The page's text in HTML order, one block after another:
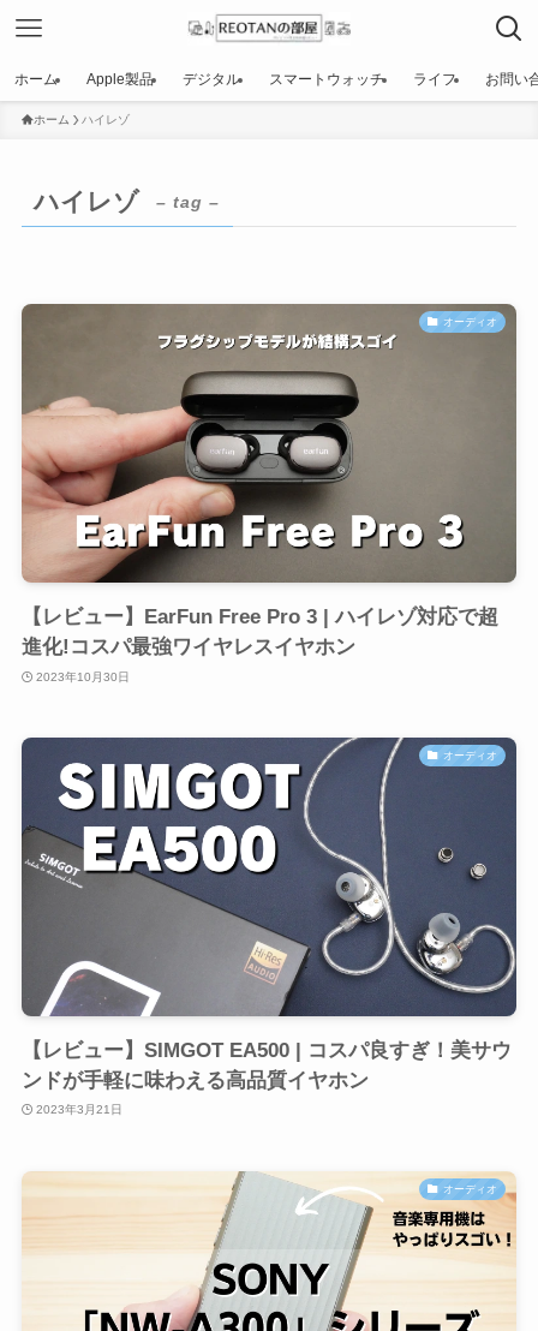
ホーム Apple製品 デジタル スマートウォッチ ライフ お問い
ホーム ハイレゾ
ハイレゾ – tag –
オーディオ
【レビュー】EarFun Free Pro 3 | ハイレゾ対応で超
進化!コスパ最強ワイヤレスイヤホン
2023年10月30日
オーディオ
【レビュー】SIMGOT EA500 | コスパ良すぎ！美サウ
ンドが手軽に味わえる高品質イヤホン
2023年3月21日
オーディオ